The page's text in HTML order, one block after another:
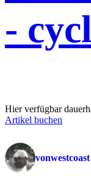
-
Hier verfügbar
Artikel buchen
vonwestcoast